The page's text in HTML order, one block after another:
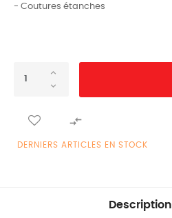
- Coutures étanches

DERNIERS ARTICLES EN STOCK
Description